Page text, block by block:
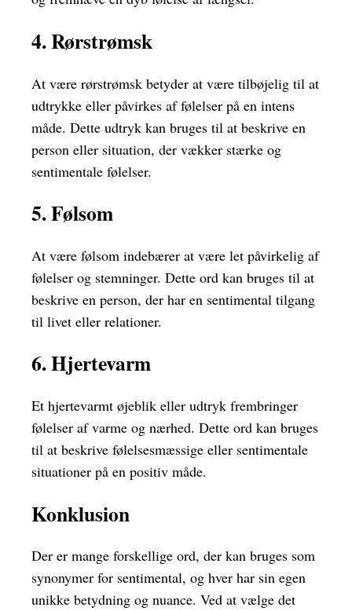
4. Rørstrømsk
At være rørstrømsk betyder at være tilbøjelig til at
udtrykke eller påvirkes af følelser på en intens
måde. Dette udtryk kan bruges til at beskrive en
person eller situation, der vækker stærke og
sentimentale følelser.
5. Følsom
At være følsom indebærer at være let påvirkelig af
følelser og stemninger. Dette ord kan bruges til at
beskrive en person, der har en sentimental tilgang
til livet eller relationer.
6. Hjertevarm
Et hjertevarmt øjeblik eller udtryk frembringer
følelser af varme og nærhed. Dette ord kan bruges
til at beskrive følelsesmæssige eller sentimentale
situationer på en positiv måde.
Konklusion
Der er mange forskellige ord, der kan bruges som
synonymer for sentimental, og hver har sin egen
unikke betydning og nuance. Ved at vælge det